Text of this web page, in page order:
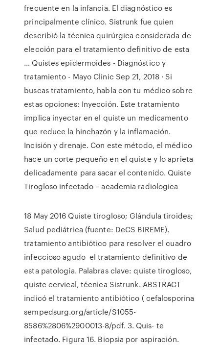
frecuente en la infancia. El diagnóstico es
principalmente clínico. Sistrunk fue quien
describió la técnica quirúrgica considerada de
elección para el tratamiento definitivo de esta
… Quistes epidermoides - Diagnóstico y
tratamiento - Mayo Clinic Sep 21, 2018 · Si
buscas tratamiento, habla con tu médico sobre
estas opciones: Inyección. Este tratamiento
implica inyectar en el quiste un medicamento
que reduce la hinchazón y la inflamación.
Incisión y drenaje. Con este método, el médico
hace un corte pequeño en el quiste y lo aprieta
delicadamente para sacar el contenido. Quiste
Tirogloso infectado – academia radiologica
18 May 2016 Quiste tirogloso; Glándula tiroides;
Salud pediátrica (fuente: DeCS BIREME).
tratamiento antibiótico para resolver el cuadro
infeccioso agudo el tratamiento definitivo de
esta patología. Palabras clave: quiste tirogloso,
quiste cervical, técnica Sistrunk. ABSTRACT
indicó el tratamiento antibiótico ( cefalosporina
sempedsurg.org/article/S1055-
8586%2806%2900013-8/pdf. 3. Quis- te
infectado. Figura 16. Biopsia por aspiración.